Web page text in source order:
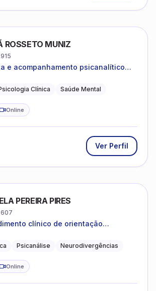
ROSSETO MUNIZ
e acompanhamento psicanalítico
Clínica Saúde Mental
Online
Ver Perfil
PEREIRA PIRES
clínico de orientação
neurotípicas
Psicanálise Neurodivergências
Online